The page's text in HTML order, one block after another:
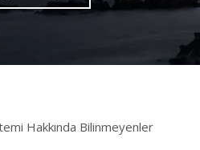
Hakkında Bilinmeyenler